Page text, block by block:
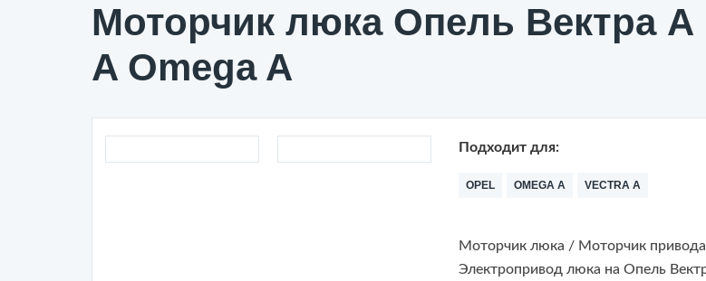
Моторчик люка Опель Вектра
A Omega A
Подходит для:
OPEL OMEGA A VECTRA A
Моторчик люка / Моторчик
Электропривод люка на Опель